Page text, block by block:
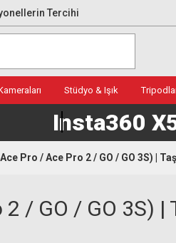
Tercihi
Stüdyo & Işık
Insta360
Pro / Ace Pro 2 / GO / GO 3S) |
/ GO / GO 3S) |